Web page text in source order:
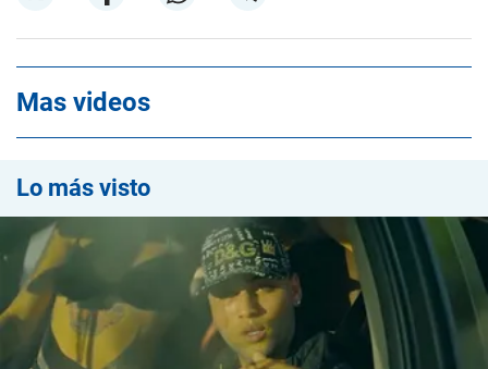
Mas videos
Lo más visto